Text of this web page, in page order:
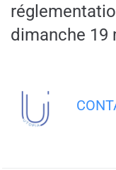
dimanche 19